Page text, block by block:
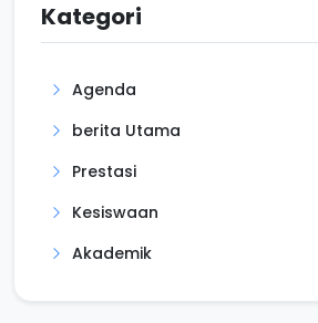
Kategori
Agenda
berita Utama
Prestasi
Kesiswaan
Akademik